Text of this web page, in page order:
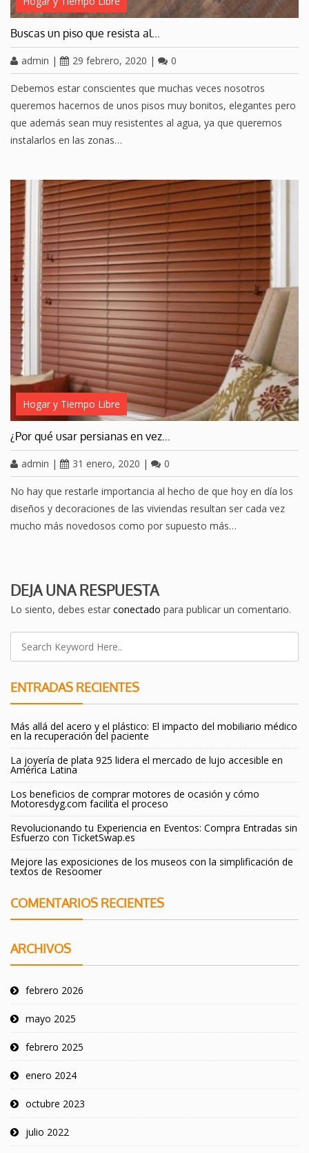
Buscas un piso que resista al…
admin | 29 febrero, 2020 | 0
Debemos estar conscientes que muchas veces nosotros
queremos hacernos de unos pisos muy bonitos, elegantes pero
que además sean muy resistentes al agua, ya que queremos
instalarlos en las zonas…
Hogar y Tiempo Libre
¿Por qué usar persianas en vez…
admin | 31 enero, 2020 | 0
No hay que restarle importancia al hecho de que hoy en día los
diseños y decoraciones de las viviendas resultan ser cada vez
mucho más novedosos como por supuesto más…
DEJA UNA RESPUESTA
Lo siento, debes estar conectado para publicar un comentario.
ENTRADAS RECIENTES
Más allá del acero y el plástico: El impacto del mobiliario médico
en la recuperación del paciente
La joyería de plata 925 lidera el mercado de lujo accesible en
América Latina
Los beneficios de comprar motores de ocasión y cómo
Motoresdyg.com facilita el proceso
Revolucionando tu Experiencia en Eventos: Compra Entradas sin
Esfuerzo con TicketSwap.es
Mejore las exposiciones de los museos con la simplificación de
textos de Resoomer
COMENTARIOS RECIENTES
ARCHIVOS
febrero 2026
mayo 2025
febrero 2025
enero 2024
octubre 2023
julio 2022